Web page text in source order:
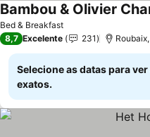
Bed & Breakfast
Bambou & Olivier
8,7 Excelente 231
Selecione as datas para
exatos.